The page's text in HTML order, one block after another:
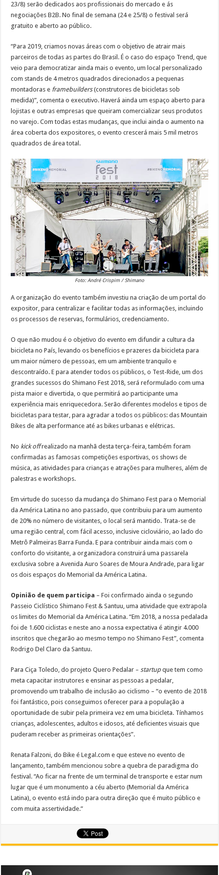
23/8) serão dedicados aos profissionais do mercado e ás
negociações B2B. No final de semana (24 e 25/8) o festival será
gratuito e aberto ao público.
“Para 2019, criamos novas áreas com o objetivo de atrair mais
parceiros de todas as partes do Brasil. É o caso do espaço Trend, que
veio para democratizar ainda mais o evento, um local personalizado
com stands de 4 metros quadrados direcionados a pequenas
montadoras e framebuilders(construtores de bicicletas sob
medida)”, comenta o executivo. Haverá ainda um espaço aberto para
lojistas e outras empresas que queiram comercializar seus produtos
no varejo. Com todas estas mudanças, que inclui ainda o aumento na
área coberta dos expositores, o evento crescerá mais 5 mil metros
quadrados de área total.
Foto: André Crispim / Shimano
A organização do evento também investiu na criação de um portal do
expositor, para centralizar e facilitar todas as informações, incluindo
os processos de reservas, formulários, credenciamento.
O que não mudou é o objetivo do evento em difundir a cultura da
bicicleta no País, levando os benefícios e prazeres da bicicleta para
um maior número de pessoas, em um ambiente tranquilo e
descontraído. E para atender todos os públicos, o Test-Ride, um dos
grandes sucessos do Shimano Fest 2018, será reformulado com uma
pista maior e divertida, o que permitirá ao participante uma
experiência mais enriquecedora. Serão diferentes modelos e tipos de
bicicletas para testar, para agradar a todos os públicos: das Mountain
Bikes de alta performance até as bikes urbanas e elétricas.
No kick offrealizado na manhã desta terça-feira, também foram
confirmadas as famosas competições esportivas, os shows de
música, as atividades para crianças e atrações para mulheres, além de
palestras e workshops.
Em virtude do sucesso da mudança do Shimano Fest para o Memorial
da América Latina no ano passado, que contribuiu para um aumento
de 20% no número de visitantes, o local será mantido. Trata-se de
uma região central, com fácil acesso, inclusive cicloviário, ao lado do
Metrô Palmeiras Barra Funda. E para contribuir ainda mais com o
conforto do visitante, a organizadora construirá uma passarela
exclusiva sobre a Avenida Auro Soares de Moura Andrade, para ligar
os dois espaços do Memorial da América Latina.
Opinião de quem participa – Foi confirmado ainda o segundo
Passeio Ciclístico Shimano Fest & Santuu, uma atividade que extrapola
os limites do Memorial da América Latina. “Em 2018, a nossa pedalada
foi de 1.600 ciclistas e neste ano a nossa expectativa é atingir 4.000
inscritos que chegarão ao mesmo tempo no Shimano Fest”, comenta
Rodrigo Del Claro da Santuu.
Para Ciça Toledo, do projeto Quero Pedalar – startup que tem como
meta capacitar instrutores e ensinar as pessoas a pedalar,
promovendo um trabalho de inclusão ao ciclismo – “o evento de 2018
foi fantástico, pois conseguimos oferecer para a população a
oportunidade de subir pela primeira vez em uma bicicleta. Tínhamos
crianças, adolescentes, adultos e idosos, até deficientes visuais que
puderam receber as primeiras orientações”.
Renata Falzoni, do Bike é Legal.com e que esteve no evento de
lançamento, também mencionou sobre a quebra de paradigma do
festival. “Ao ficar na frente de um terminal de transporte e estar num
lugar que é um monumento a céu aberto (Memorial da América
Latina), o evento está indo para outra direção que é muito público e
com muita assertividade.”